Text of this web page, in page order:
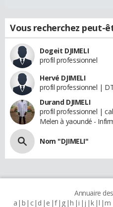
Vous recherchez peut-
Dogeit DJIMELI
profil professionnel
Hervé DJIMELI
profil professionnel |
Durand DJIMELI
profil professionnel |
Melen à yaoundé -
Nom "DJIMELI"
Annuaire
a b c d e f g h i j k l m